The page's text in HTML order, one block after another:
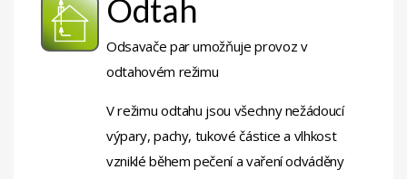
Odtah
Odsavače par umožňuje provoz v
odtahovém režimu
V režimu odtahu jsou všechny nežádoucí
výpary, pachy, tukové částice a vlhkost
vzniklé během pečení a vaření odváděny